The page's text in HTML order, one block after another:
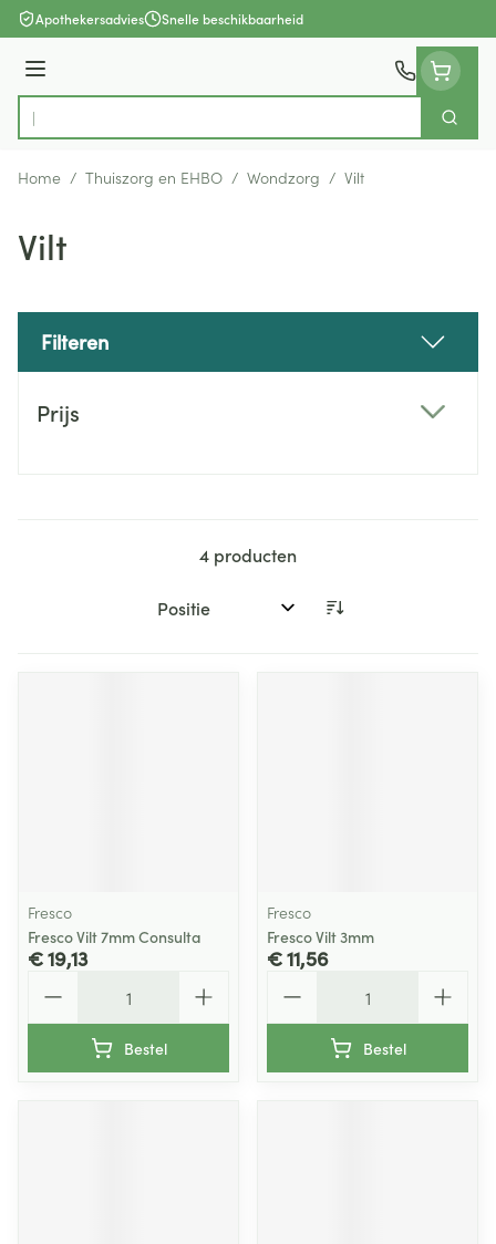
Ga naar de inhoud
Apothekersadvies Snelle beschikbaarheid
Menu
Product, merk, categorie...
Zoek
Home / Thuiszorg en EHBO / Wondzorg / Vilt
Vilt
Filteren
Prijs
4 producten
Sorteer op:
Fresco
Fresco Vilt 7mm Consulta
€ 19,13
Bestel
Fresco
Fresco Vilt 3mm
€ 11,56
Bestel